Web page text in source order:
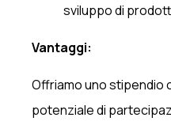
sviluppo di
Vantaggi:
Offriamo uno stipendio
potenziale di